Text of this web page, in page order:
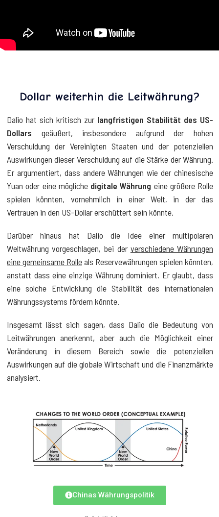
Dollar weiterhin die Leitwährung?
Dalio hat sich kritisch zur langfristigen Stabilität des US-
Dollars geäußert, insbesondere aufgrund der hohen
Verschuldung der Vereinigten Staaten und der potenziellen
Auswirkungen dieser Verschuldung auf die Stärke der Währung.
Er argumentiert, dass andere Währungen wie der chinesische
Yuan oder eine mögliche digitale Währung eine größere Rolle
spielen könnten, vornehmlich in einer Welt, in der das
Vertrauen in den US-Dollar erschüttert sein könnte.
Darüber hinaus hat Dalio die Idee einer multipolaren
Weltwährung vorgeschlagen, bei der verschiedene Währungen
eine gemeinsame Rolleals Reservewährungen spielen könnten,
anstatt dass eine einzige Währung dominiert. Er glaubt, dass
eine solche Entwicklung die Stabilität des internationalen
Währungssystems fördern könnte.
Insgesamt lässt sich sagen, dass Dalio die Bedeutung von
Leitwährungen anerkennt, aber auch die Möglichkeit einer
Veränderung in diesem Bereich sowie die potenziellen
Auswirkungen auf die globale Wirtschaft und die Finanzmärkte
analysiert.
Chinas Währungspolitik